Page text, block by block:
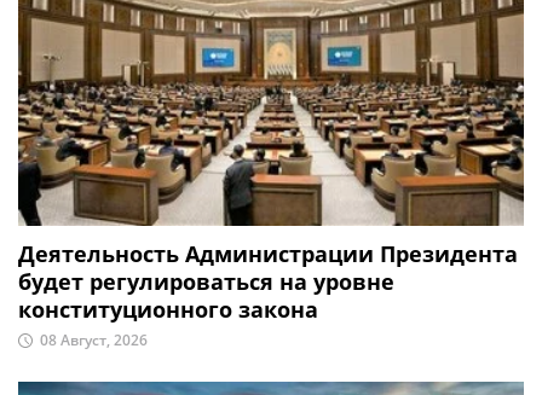
Деятельность Администрации Президента
будет регулироваться на уровне
конституционного закона
08 Август, 2026